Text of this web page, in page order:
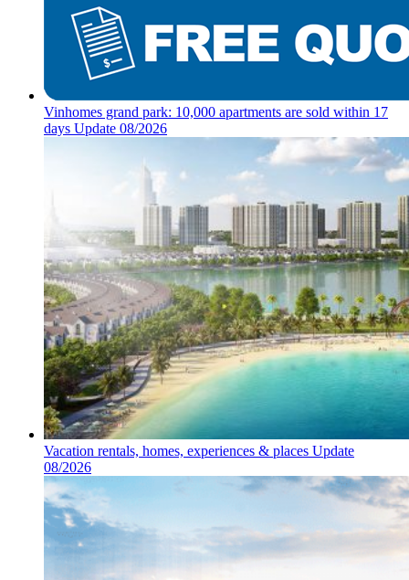
Vinhomes grand park: 10,000 apartments are sold within 17
days Update 08/2026
Vacation rentals, homes, experiences & places Update
08/2026